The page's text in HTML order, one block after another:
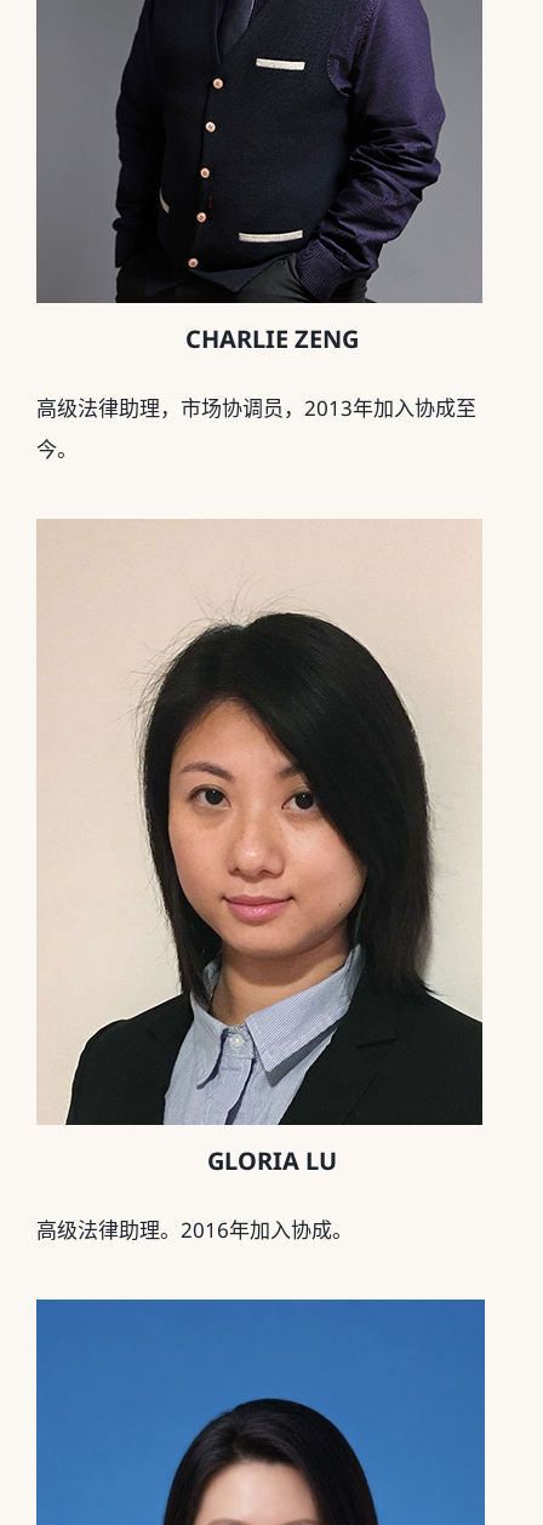
CHARLIE ZENG
高级法律助理，市场协调员，2013年加入协成至
今。
GLORIA LU
高级法律助理。2016年加入协成。